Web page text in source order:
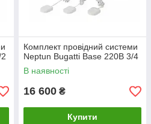
Комплект провідний системи
Neptun Bugatti Base 220B 3/4
В наявності
16 600 ₴
Купити